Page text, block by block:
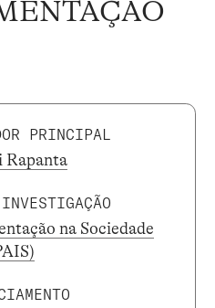
PRINCIPAL
Rapanta
na Sociedade